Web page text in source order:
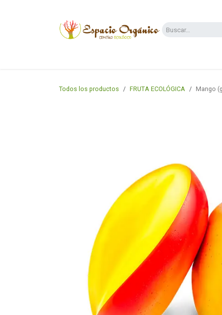
Todos los productos FRUTA ECOLÓGICA Mango